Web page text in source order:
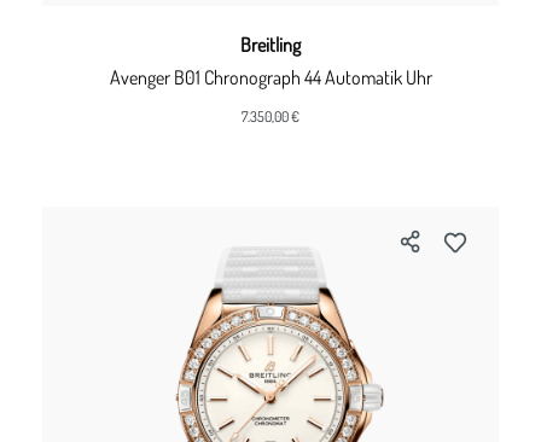
Breitling
Avenger B01 Chronograph 44 Automatik Uhr
7.350,00 €